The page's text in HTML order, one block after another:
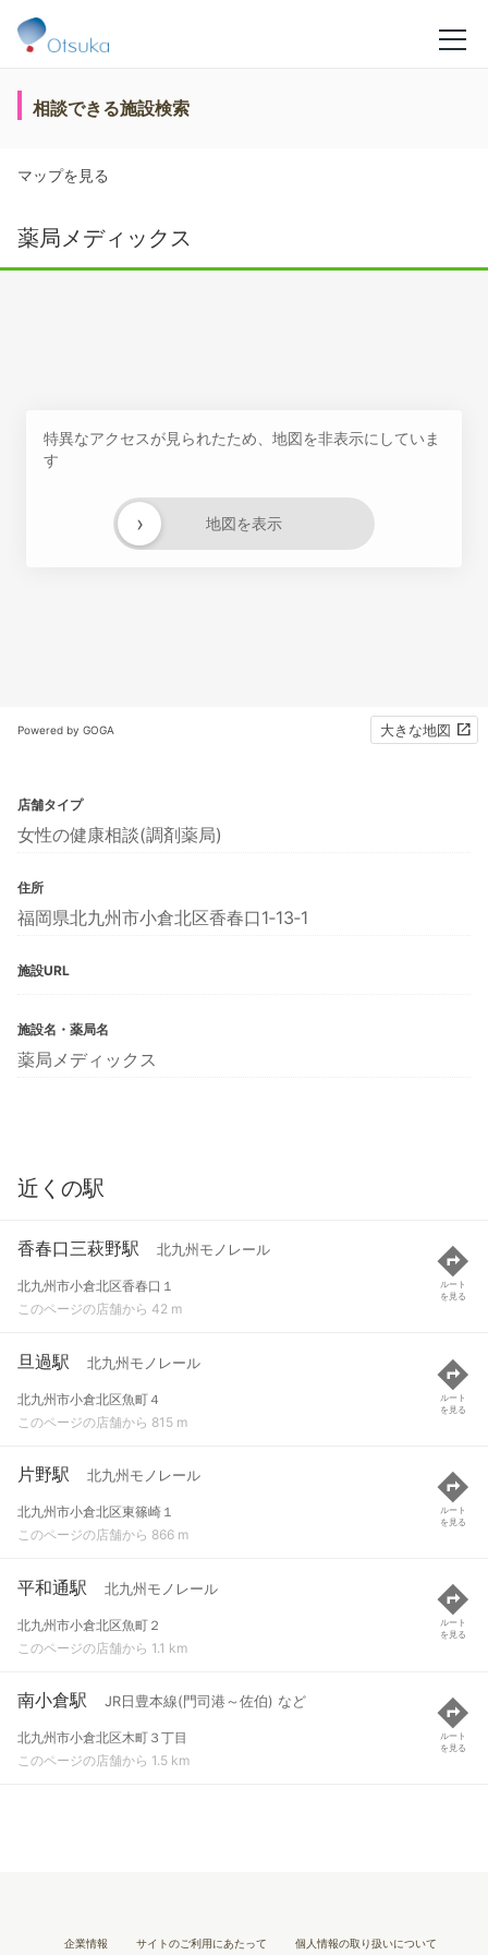
相談できる施設検索
マップを見る
薬局メディックス
特異なアクセスが見られたため、地図を非表示にしていま
す
地図を表示
›
Powered by GOGA 大きな地図
店舗タイプ
女性の健康相談(調剤薬局)
住所
福岡県北九州市小倉北区香春口1‐13‐1
施設URL
施設名・薬局名
薬局メディックス
近くの駅
香春口三萩野駅 北九州モノレール
北九州市小倉北区香春口１
このページの店舗から 42 m
ルート
を見る
旦過駅 北九州モノレール
北九州市小倉北区魚町４
このページの店舗から 815 m
ルート
を見る
片野駅 北九州モノレール
北九州市小倉北区東篠崎１
このページの店舗から 866 m
ルート
を見る
平和通駅 北九州モノレール
北九州市小倉北区魚町２
このページの店舗から 1.1 km
ルート
を見る
南小倉駅 JR日豊本線(門司港～佐伯) など
北九州市小倉北区木町３丁目
このページの店舗から 1.5 km
ルート
を見る
企業情報 サイトのご利用にあたって 個人情報の取り扱いについて